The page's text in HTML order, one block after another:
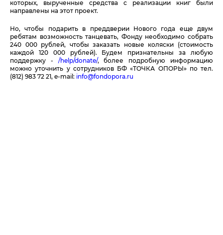
которых, вырученные средства с реализации книг были
направлены на этот проект.
Но, чтобы подарить в преддверии Нового года еще двум
ребятам возможность танцевать, Фонду необходимо собрать
240 000 рублей, чтобы заказать новые коляски (стоимость
каждой 120 000 рублей). Будем признательны за любую
поддержку - /help/donate/, более подробную информацию
можно уточнить у сотрудников БФ «ТОЧКА ОПОРЫ» по тел.
(812) 983 72 21, e-mail: info@fondopora.ru